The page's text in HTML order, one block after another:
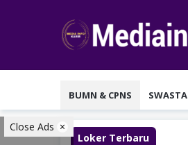
BUMN & CPNS SWASTA
Close Ads
Loker Terbaru